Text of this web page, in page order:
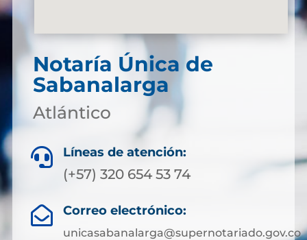
Notaría Única de
Sabanalarga
Atlántico
 Líneas de atención:
(+57) 320 654 53 74
 Correo electrónico:
unicasabanalarga@supernotariado.gov.co